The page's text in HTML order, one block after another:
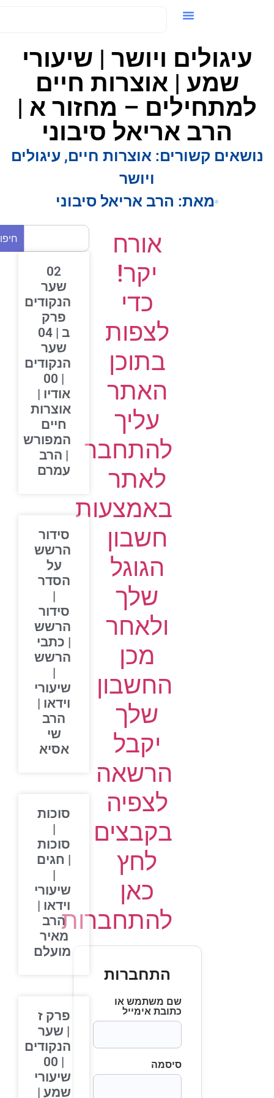
עיגולים ויושר | שיעורי
שמע | אוצרות חיים
למתחילים – מחזור א |
הרב אריאל סיבוני
קשורים: אוצרות חיים,עיגולים
ויושר
מאת:הרב אריאל סיבוני
אורח
יקר!
כדי
לצפות
בתוכן
האתר
עליך
להתחבר
לאתר
באמצעות
חשבון
הגוגל
שלך
ולאחר
מכן
החשבון
שלך
יקבל
הרשאה
לצפיה
בקבצים
לחץ
כאן
להתחברות
התחברות
שם משתמש או
כתובת אימייל
סיסמה
חיפוש
02
שער
הנקודים
פרק
ב | 04
שער
הנקודים
| 00
אודיו |
אוצרות
חיים
המפורש
| הרב
עמרם
סידור
הרשש
על
הסדר
סידור
הרשש
| כתבי
הרשש
שיעורי
וידאו |
הרב
שי
אסיא
סוכות
סוכות
| חגים
שיעורי
וידאו |
הרב
מאיר
מועלם
פרק ז
| שער
הנקודים
| 00
שיעורי
שמע |